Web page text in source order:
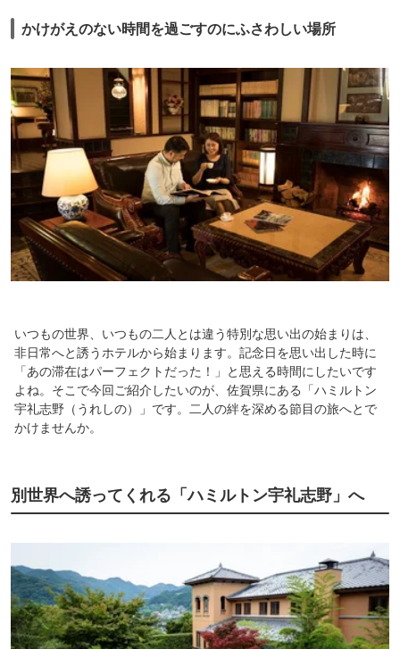
かけがえのない時間を過ごすのにふさわしい場所
いつもの世界、いつもの二人とは違う特別な思い出の始まりは、
非日常へと誘うホテルから始まります。記念日を思い出した時に
「あの滞在はパーフェクトだった！」と思える時間にしたいです
よね。そこで今回ご紹介したいのが、佐賀県にある「ハミルトン
宇礼志野（うれしの）」です。二人の絆を深める節目の旅へとで
かけませんか。
別世界へ誘ってくれる「ハミルトン宇礼志野」へ